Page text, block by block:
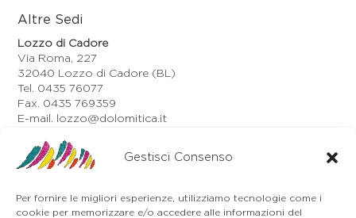
Gestisci Consenso
Per fornire le migliori esperienze, utilizziamo tecnologie come i
cookie per memorizzare e/o accedere alle informazioni del
Altre Sedi
Lozzo di Cadore
Via Roma, 227
32040 Lozzo di Cadore (BL)
Tel. 0435 76077
Fax. 0435 769359
E-mail. lozzo@dolomitica.it
Auronzo di Cadore
Via Unione, 21/B
32041 Auronzo di Cadore (BL)
E-mail. auronzo@dolomitica.it